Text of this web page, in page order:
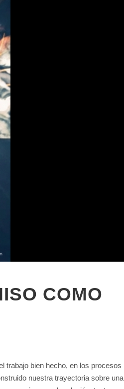
COMO
trabajo bien hecho, en los procesos
nuestra trayectoria sobre una